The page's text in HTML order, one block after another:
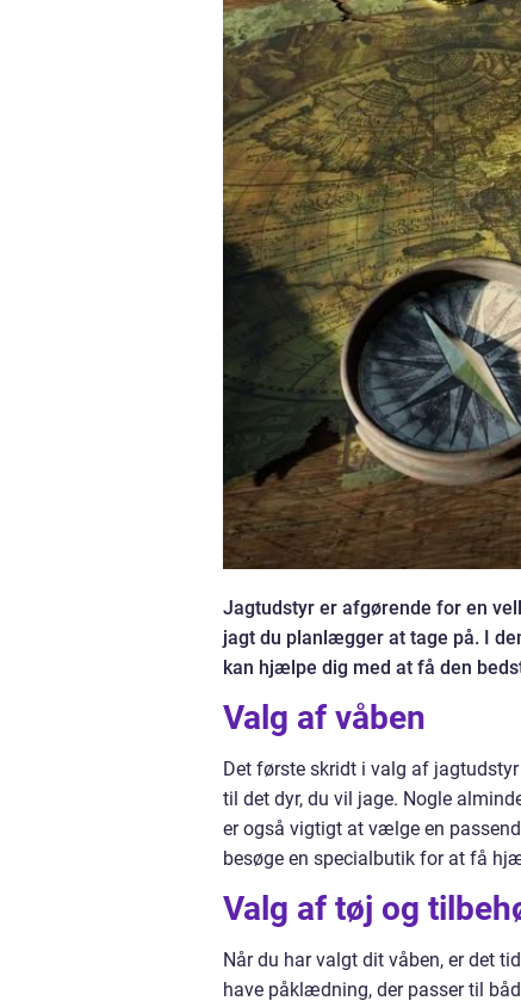
Jagtudstyr er afgørende for en
jagt du planlægger at tage på. I
kan hjælpe dig med at få den
Valg af våben
Det første skridt i valg af
til det dyr, du vil jage. Nogle
er også vigtigt at vælge en
besøge en specialbutik for at få
Valg af tøj og
Når du har valgt dit våben, er det
have påklædning, der passer til